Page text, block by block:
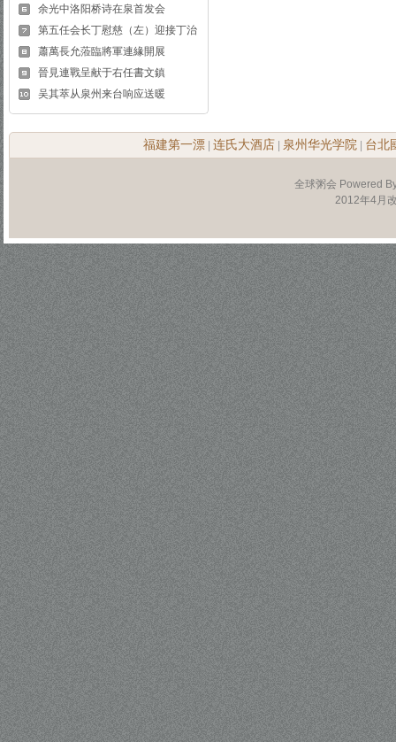
余光中洛阳桥诗在泉首发会
第五任会长丁慰慈（左）迎接丁治
蕭萬長允蒞臨將軍連緣開展
晉見連戰呈献于右任書文鎮
吴其萃从泉州来台响应送暖
福建第一漂 连氏大酒店 泉州华光学院 台北
全球粥会 Powered
2012年4月